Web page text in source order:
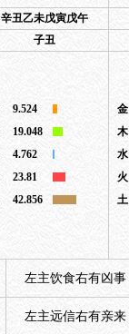
辛丑乙未戊寅戊午
子丑
9.524
19.048
4.762
23.81
42.856
金
木
水
火
土
左主饮食右有凶事
左主远信右有亲来